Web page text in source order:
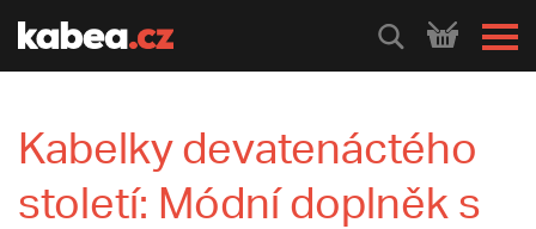
HLEDEJ
Kabelky devatenáctého
století: Módní doplněk s